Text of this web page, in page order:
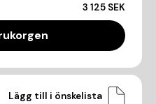
3 125 SEK
Lägg till i önskelista